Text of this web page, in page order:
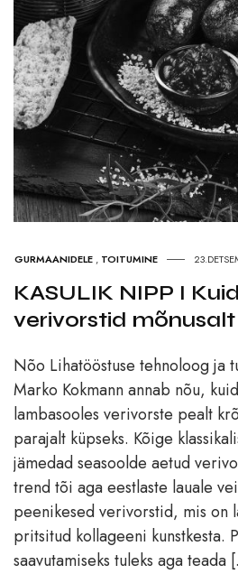
GURMAANIDELE , TOITUMINE
KASULIK NIPP I
verivorstid
Nõo Lihatööstuse tehnoloog ja
Marko Kokmann annab nõu,
lambasooles verivorste pealt
parajalt küpseks. Kõige
jämedad seasoolde aetud
trend tõi aga eestlaste lauale
peenikesed verivorstid, mis on
pritsitud kollageeni kunstkesta.
saavutamiseks tuleks aga teada